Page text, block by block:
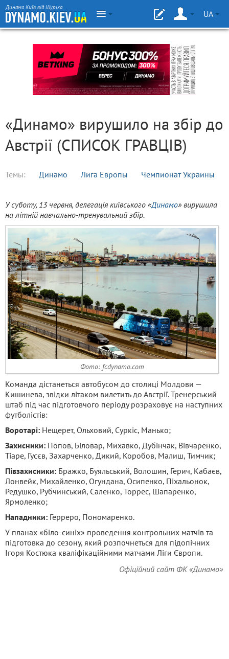
Динамо Київ від Шуріка
UA
«Динамо» вирушило на збір до
Австрії (СПИСОК ГРАВЦІВ)
Темы: Динамо Лига Европы Чемпионат Украины
У суботу, 13 червня, делегація київського «Динамо» вирушила
на літній навчально-тренувальний збір.
Фото: fcdynamo.com
Команда дістанеться автобусом до столиці Молдови —
Кишинева, звідки літаком вилетить до Австрії. Тренерський
штаб під час підготовчого періоду розраховує на наступних
футболістів:
Воротарі: Нещерет, Ольховий, Суркіс, Манько;
Захисники: Попов, Біловар, Михавко, Дубінчак, Вівчаренко,
Тіаре, Гусєв, Захарченко, Дикий, Коробов, Малиш, Тимчик;
Півзахисники: Бражко, Буяльський, Волошин, Герич, Кабаєв,
Лонвейк, Михайленко, Огундана, Осипенко, Піхальонок,
Редушко, Рубчинський, Саленко, Торрес, Шапаренко,
Ярмоленко;
Нападники: Герреро, Пономаренко.
У планах «біло-синіх» проведення контрольних матчів та
підготовка до сезону, який розпочнеться для підопічних
Ігоря Костюка кваліфікаційними матчами Ліги Європи.
Офіційний сайт ФК «Динамо»